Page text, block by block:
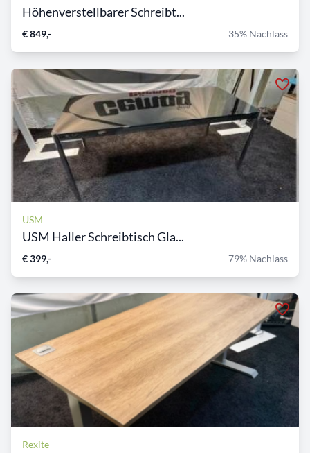
Höhenverstellbarer Schreibt...
€ 849,- 35% Nachlass
USM
USM Haller Schreibtisch Gla...
€ 399,- 79% Nachlass
Rexite